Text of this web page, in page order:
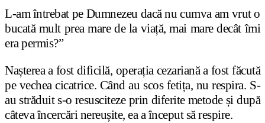
L-am întrebat pe Dumnezeu dacă nu cumva am vrut o
bucată mult prea mare de la viață, mai mare decât îmi
era permis?”
Nașterea a fost dificilă, operația cezariană a fost făcută
pe vechea cicatrice. Când au scos fetița, nu respira. S-
au străduit s-o resusciteze prin diferite metode și după
câteva încercări nereușite, ea a început să respire.